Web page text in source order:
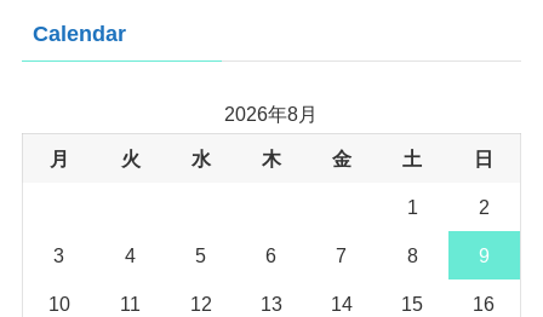
Calendar
2026年8月
月 火 水 木 金 土 日
1 2
3 4 5 6 7 8 9
10 11 12 13 14 15 16